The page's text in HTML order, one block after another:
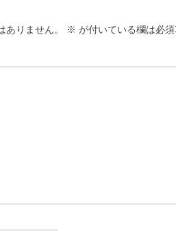
りません。 ※ が付いている欄は必